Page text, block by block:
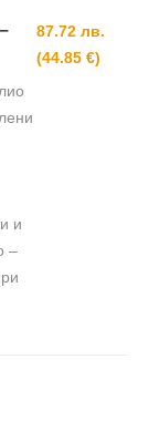
и
–
87.72 лв.
(44.85 €)